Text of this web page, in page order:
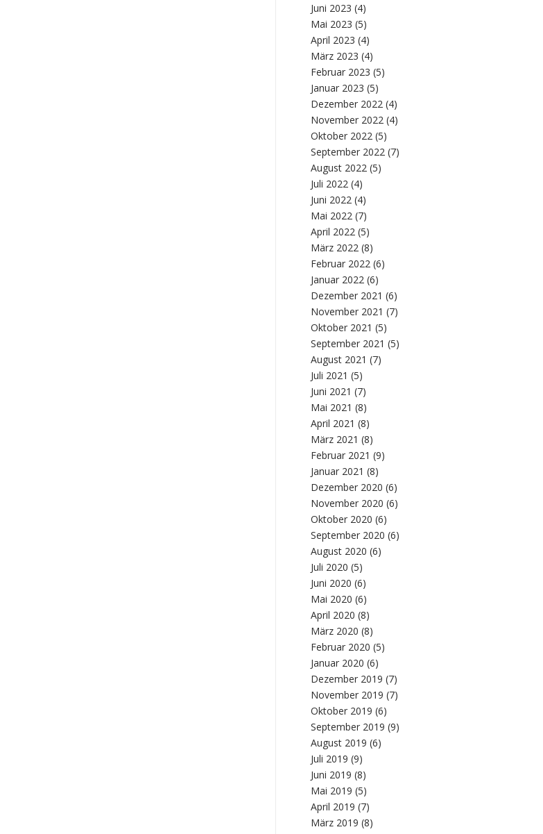
Juni 2023 (4)
Mai 2023 (5)
April 2023 (4)
März 2023 (4)
Februar 2023 (5)
Januar 2023 (5)
Dezember 2022 (4)
November 2022 (4)
Oktober 2022 (5)
September 2022 (7)
August 2022 (5)
Juli 2022 (4)
Juni 2022 (4)
Mai 2022 (7)
April 2022 (5)
März 2022 (8)
Februar 2022 (6)
Januar 2022 (6)
Dezember 2021 (6)
November 2021 (7)
Oktober 2021 (5)
September 2021 (5)
August 2021 (7)
Juli 2021 (5)
Juni 2021 (7)
Mai 2021 (8)
April 2021 (8)
März 2021 (8)
Februar 2021 (9)
Januar 2021 (8)
Dezember 2020 (6)
November 2020 (6)
Oktober 2020 (6)
September 2020 (6)
August 2020 (6)
Juli 2020 (5)
Juni 2020 (6)
Mai 2020 (6)
April 2020 (8)
März 2020 (8)
Februar 2020 (5)
Januar 2020 (6)
Dezember 2019 (7)
November 2019 (7)
Oktober 2019 (6)
September 2019 (9)
August 2019 (6)
Juli 2019 (9)
Juni 2019 (8)
Mai 2019 (5)
April 2019 (7)
März 2019 (8)